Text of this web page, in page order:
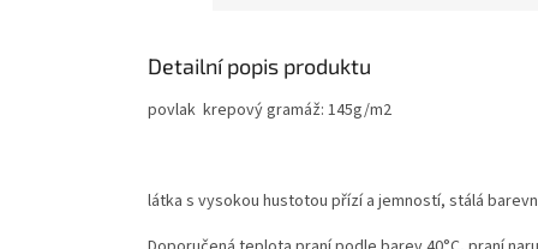
Detailní popis produktu
povlak krepový gramáž: 145g/m2
látka s vysokou hustotou přízí a jemností, stálá